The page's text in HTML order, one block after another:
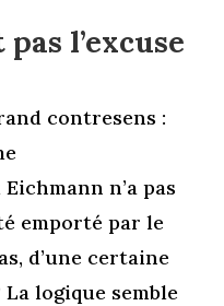
l’excuse
contresens :
n’a pas
emporté par le
d’une certaine
logique semble